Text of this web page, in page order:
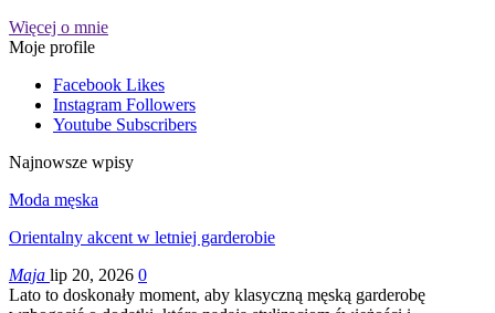
Więcej o mnie
Moje profile
Facebook Likes
Instagram Followers
Youtube Subscribers
Najnowsze wpisy
Moda męska
Orientalny akcent w letniej garderobie
Maja lip 20, 2026 0
Lato to doskonały moment, aby klasyczną męską garderobę